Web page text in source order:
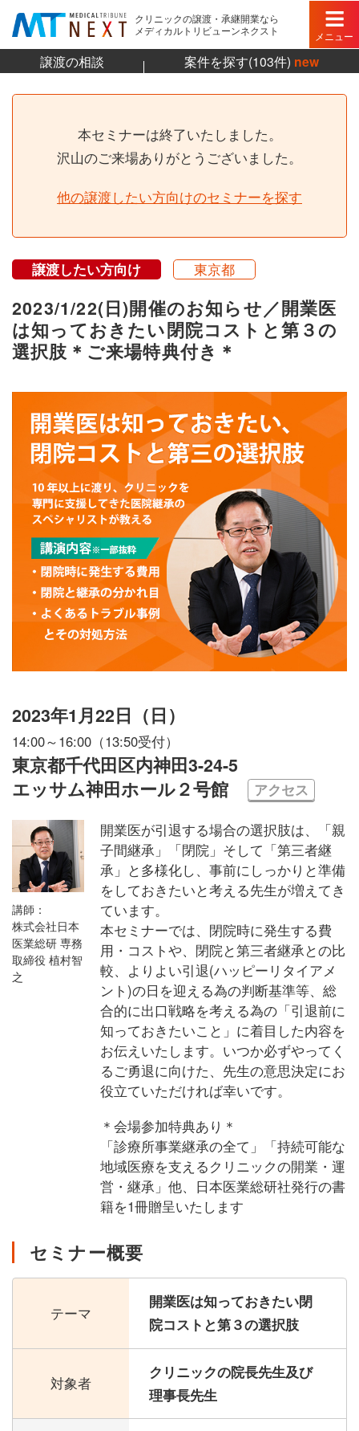
クリニックの譲渡・承継開業なら
メディカルトリビューンネクスト
メニュー
譲渡の相談 案件を探す(103件) new
本セミナーは終了いたしました。
沢山のご来場ありがとうございました。
他の譲渡したい方向けのセミナーを探す
譲渡したい方向け 東京都
2023/1/22(日)開催のお知らせ／開業医
は知っておきたい閉院コストと第３の
選択肢＊ご来場特典付き＊
2023年1月22日（日）
14:00～16:00（13:50受付）
東京都千代田区内神田3-24-5
エッサム神田ホール２号館
アクセス
講師：
株式会社日本
医業総研 専務
取締役 植村智
之
開業医が引退する場合の選択肢は、「親
子間継承」「閉院」そして「第三者継
承」と多様化し、事前にしっかりと準備
をしておきたいと考える先生が増えてき
ています。
本セミナーでは、閉院時に発生する費
用・コストや、閉院と第三者継承との比
較、よりよい引退(ハッピーリタイアメ
ント)の日を迎える為の判断基準等、総
合的に出口戦略を考える為の「引退前に
知っておきたいこと」に着目した内容を
お伝えいたします。いつか必ずやってく
るご勇退に向けた、先生の意思決定にお
役立ていただければ幸いです。
＊会場参加特典あり＊
「診療所事業継承の全て」「持続可能な
地域医療を支えるクリニックの開業・運
営・継承」他、日本医業総研社発行の書
籍を1冊贈呈いたします
セミナー概要
テーマ
開業医は知っておきたい閉
院コストと第３の選択肢
対象者
クリニックの院長先生及び
理事長先生